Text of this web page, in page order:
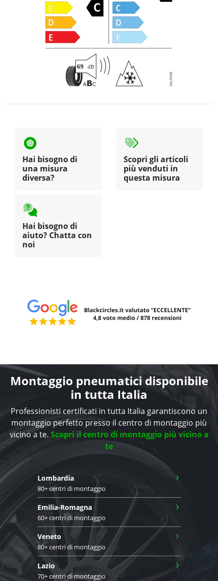
Hai bisogno di
una misura
diversa?
Scopri gli articoli
più venduti in
questa misura
Hai bisogno di
aiuto? Chatta con
noi
Montaggio pneumatici disponibile
in tutta Italia
Professionisti certificati in tutta Italia garantiscono un
montaggio perfetto presso il centro di montaggio più
vicino a te. Scopri il centro di montaggio più vicino a
te
Lombardia
80+ centri di montaggio
›
Emilia-Romagna
60+ centri di montaggio
›
Veneto
80+ centri di montaggio
›
Lazio
70+ centri di montaggio
›